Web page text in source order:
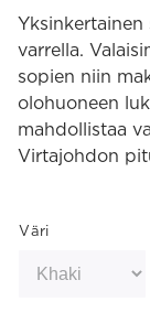
Yksinkertainen
varrella.
sopien niin
olohuoneen
mahdollistaa
Virtajohdon
Väri